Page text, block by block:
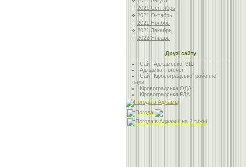
2021 Сентябрь
2021 Октябрь
2021 Ноябрь
2021 Декабрь
2022 Январь
Друзі сайту
Сайт Аджамської ЗШ
Аджамка-Forever
Сайт Кіровоградської районної
ради
Кіровоградська ОДА
Кіровоградська РДА